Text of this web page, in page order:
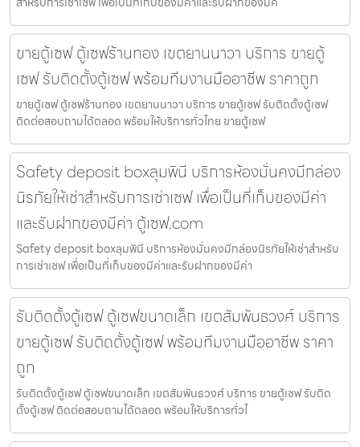
ขายตู้เซฟ ตู้เซฟร้านทอง เขตยานนาวา บริการ ขายตู้
เซฟ รับติดตั้งตู้เซฟ พร้อมทีมงานมืออาชีพ ราคาถูก
ขายตู้เซฟ ตู้เซฟร้านทอง เขตยานนาวา บริการ ขายตู้เซฟ รับติดตั้งตู้เซฟ
ติดต่อสอบถามได้ตลอด พร้อมให้บริการทั่วไทย ขายตู้เซฟ
Safety deposit boxลุมพินี บริการห้องมั่นคงมีกล่อง
นิรภัยให้เช่าสำหรับการเช่าเซฟ เพื่อเป็นที่เก็บของมีค่า
และรับฝากของมีค่า ตู้เซฟ.com
Safety deposit boxลุมพินี บริการห้องมั่นคงมีกล่องนิรภัยให้เช่าสำหรับ
การเช่าเซฟ เพื่อเป็นที่เก็บของมีค่าและรับฝากของมีค่า
รับติดตั้งตู้เซฟ ตู้เซฟขนาดเล็ก เขตสัมพันธวงศ์ บริการ
ขายตู้เซฟ รับติดตั้งตู้เซฟ พร้อมทีมงานมืออาชีพ ราคา
ถูก
รับติดตั้งตู้เซฟ ตู้เซฟขนาดเล็ก เขตสัมพันธวงศ์ บริการ ขายตู้เซฟ รับติด
ตั้งตู้เซฟ ติดต่อสอบถามได้ตลอด พร้อมให้บริการทั่วไ